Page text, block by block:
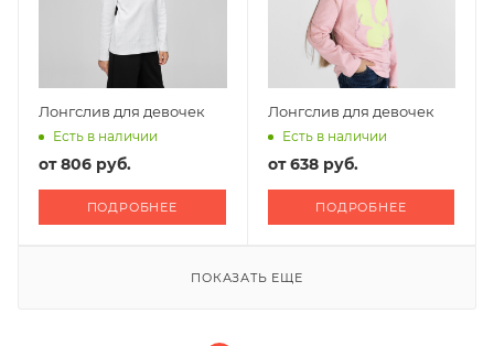
Лонгслив для девочек
Есть в наличии
от806 руб.
ПОДРОБНЕЕ
Лонгслив для девочек
Есть в наличии
от638 руб.
ПОДРОБНЕЕ
ПОКАЗАТЬ ЕЩЕ